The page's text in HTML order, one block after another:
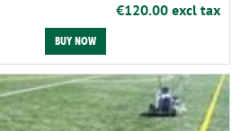
€120.00 excl tax